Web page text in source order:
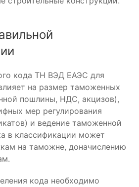
кода ТН ВЭД ЕАЭС для
на размер таможенных
пошлины, НДС, акцизов),
мер регулирования
и ведение таможенной
в классификации может
на таможне, доначислению
кода необходимо